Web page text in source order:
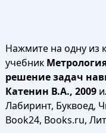
Нажмите на одну из
учебник
решение задач
Катенин В.А., 2009
Лабиринт, Буквоед,
Book24, Books.ru,